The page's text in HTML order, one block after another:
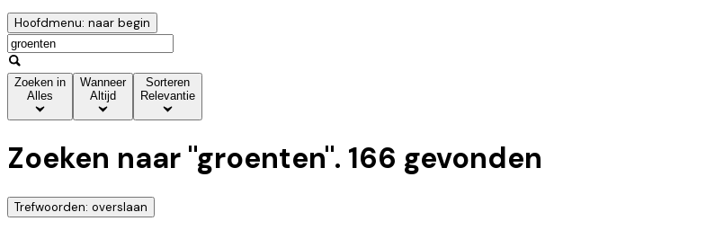
Hoofdmenu: naar begin
Zoeken in
Alles
Wanneer
Altijd
Sorteren
Relevantie
Zoeken naar "groenten". 166 gevonden
Trefwoorden: overslaan